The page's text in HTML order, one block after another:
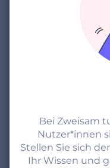
Bei Zweisam
Nutzer*innen
Stellen Sie sich
Ihr Wissen und